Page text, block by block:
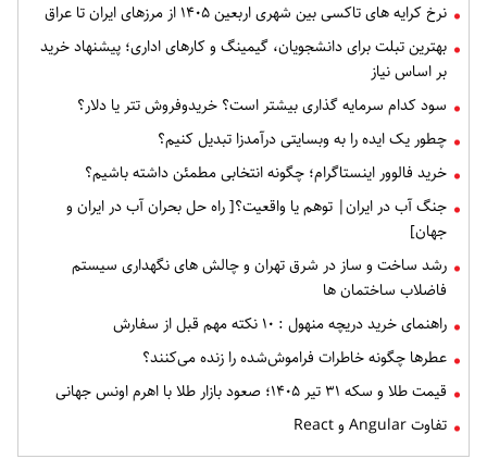
نرخ کرایه های تاکسی بین شهری اربعین ۱۴۰۵ از مرزهای ایران تا عراق
بهترین تبلت برای دانشجویان، گیمینگ و کارهای اداری؛ پیشنهاد خرید
بر اساس نیاز
سود کدام سرمایه گذاری بیشتر است؟ خریدوفروش تتر یا دلار؟
چطور یک ایده را به وبسایتی درآمدزا تبدیل کنیم؟
خرید فالوور اینستاگرام؛ چگونه انتخابی مطمئن داشته باشیم؟
جنگ آب در ایران| توهم یا واقعیت؟[ راه حل بحران آب در ایران و
جهان]
رشد ساخت و ساز در شرق تهران و چالش های نگهداری سیستم
فاضلاب ساختمان ها
راهنمای خرید دریچه منهول : ۱۰ نکته مهم قبل از سفارش
عطرها چگونه خاطرات فراموش‌شده را زنده می‌کنند؟
قیمت طلا و سکه ۳۱ تیر ۱۴۰۵؛ صعود بازار طلا با اهرم اونس جهانی
تفاوت Angular و React